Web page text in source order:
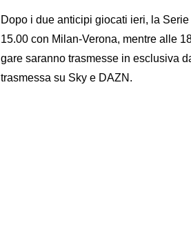
Dopo i due anticipi giocati ieri, la
15.00 con Milan-Verona, mentre alle
gare saranno trasmesse in esclusiva
trasmessa su Sky e DAZN.